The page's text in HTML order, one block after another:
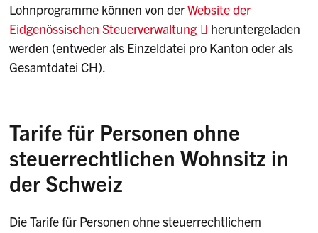
Lohnprogramme können von derWebsite der
Eidgenössischen Steuerverwaltung
heruntergeladen
werden (entweder als Einzeldatei pro Kanton oder als
Gesamtdatei CH).
Tarife für Personen ohne
steuerrechtlichen Wohnsitz in
der Schweiz
Die Tarife für Personen ohne steuerrechtlichem